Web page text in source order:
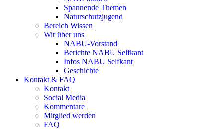
Spannende Themen
Naturschutzjugend
Bereich Wissen
Wir über uns
NABU-Vorstand
Berichte NABU Selfkant
Infos NABU Selfkant
Geschichte
Kontakt & FAQ
Kontakt
Social Media
Kommentare
Mitglied werden
FAQ